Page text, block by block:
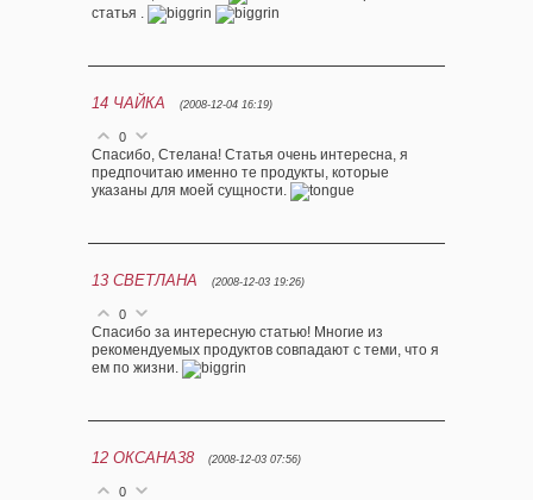
статья .
14 ЧАЙКА (2008-12-04 16:19)
0
Спасибо, Стелана! Статья очень интересна, я
предпочитаю именно те продукты, которые
указаны для моей сущности.
13 СВЕТЛАНА (2008-12-03 19:26)
0
Спасибо за интересную статью! Многие из
рекомендуемых продуктов совпадают с теми, что я
ем по жизни.
12 ОКСАНА38 (2008-12-03 07:56)
0